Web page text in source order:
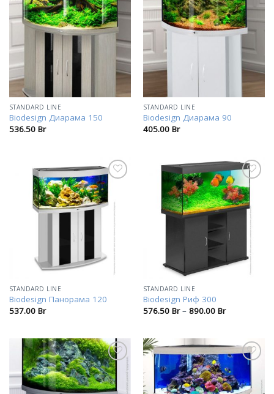
В
избранное
STANDARD LINE
Biodesign Диарама 150
536.50 Br
В
избранное
STANDARD LINE
Biodesign Диарама 90
405.00 Br
В
избранное
STANDARD LINE
Biodesign Панорама 120
537.00 Br
В
избранное
STANDARD LINE
Biodesign Риф 300
576.50 Br– 890.00 Br
В
избранное
избранное